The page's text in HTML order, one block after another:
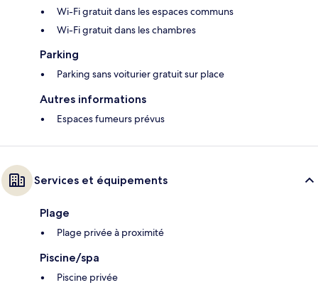
Wi-Fi gratuit dans les espaces communs
Wi-Fi gratuit dans les chambres
Parking
Parking sans voiturier gratuit sur place
Autres informations
Espaces fumeurs prévus
Services et équipements
Plage
Plage privée à proximité
Piscine/spa
Piscine privée